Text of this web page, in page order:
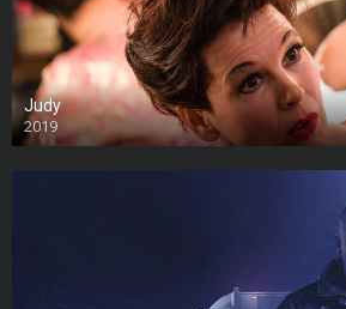
Judy
2019